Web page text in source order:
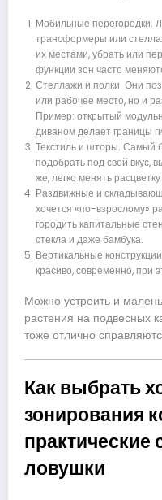
Мобильные перегородки.
трансформеры или
их местами, убрать или
функции зон часто
Стеллажи и полки. Они
или рабочее место, но и
Пример: открытый
диваном делает границы
Текстиль и шторы. Самый
подобрать под свой вкус,
же, легко менять
Раздвижные и
хочется «по-взрослому»
городить капитальные
стекла и даже бамбука.
Вертикальные
красиво, современно, при
Можно устроить и
растения на подвесных
тоже отлично
Как выбрать
зонирования
ловушки